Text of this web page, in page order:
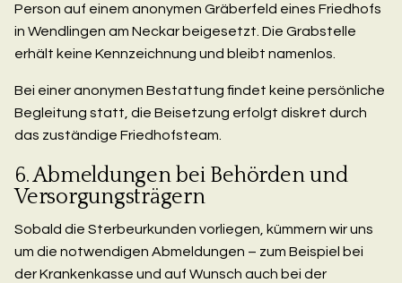
Person auf einem anonymen Gräberfeld eines Friedhofs
in Wendlingen am Neckar beigesetzt. Die Grabstelle
erhält keine Kennzeichnung und bleibt namenlos.
Bei einer anonymen Bestattung findet keine persönliche
Begleitung statt, die Beisetzung erfolgt diskret durch
das zuständige Friedhofsteam.
6. Abmeldungen bei Behörden und
Versorgungsträgern
Sobald die Sterbeurkunden vorliegen, kümmern wir uns
um die notwendigen Abmeldungen – zum Beispiel bei
der Krankenkasse und auf Wunsch auch bei der